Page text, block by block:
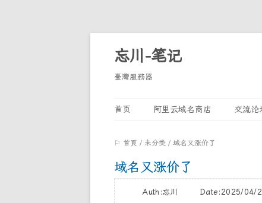
忘川-笔记
臺灣服務器
首页 阿里云域名商店 交流论
⚐ 首頁 / 未分类 / 域名又涨价了
域名又涨价了
Auth:忘川 Date:2025/